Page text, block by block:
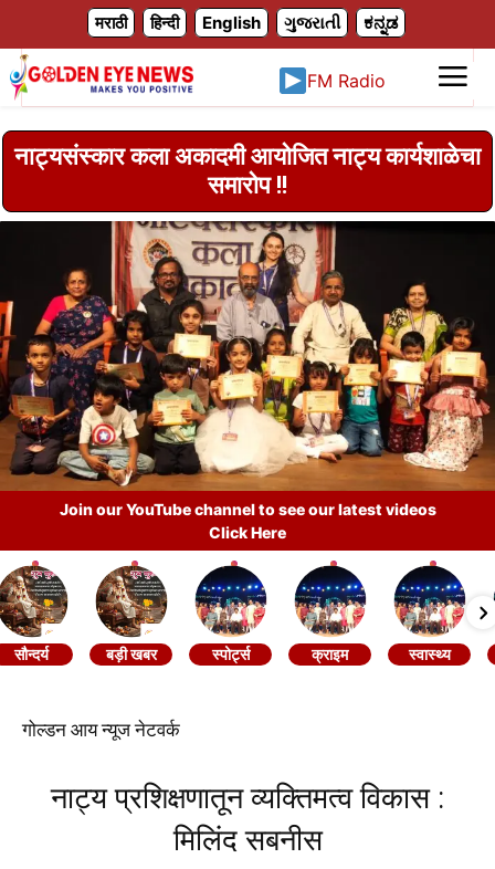
मराठी हिन्दी English ગુજરાતી ಕನ್ನಡ
FM Radio
नाट्यसंस्कार कला अकादमी आयोजित नाट्य कार्यशाळेचा
समारोप !!
Join our YouTube channel to see our latest videos
Click Here
सौन्दर्य बड़ी खबर स्पोर्ट्स क्राइम स्वास्थ्य
गोल्डन आय न्यूज नेटवर्क
नाट्य प्रशिक्षणातून व्यक्तिमत्व विकास :
मिलिंद सबनीस